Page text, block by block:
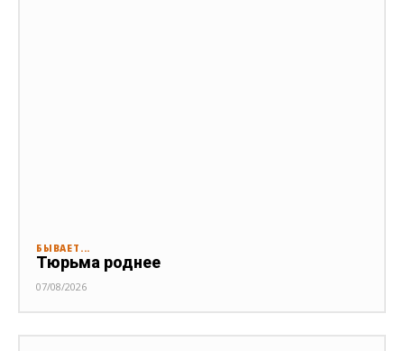
БЫВАЕТ...
Тюрьма роднее
07/08/2026